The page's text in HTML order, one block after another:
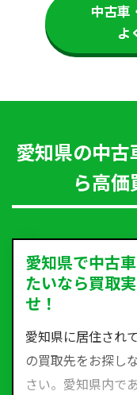
中古車
よ
愛知県の中
ら高価
愛知県で中古
たいなら買取
せ！
愛知県に居住され
の買取先をお探し
さい。愛知県内で